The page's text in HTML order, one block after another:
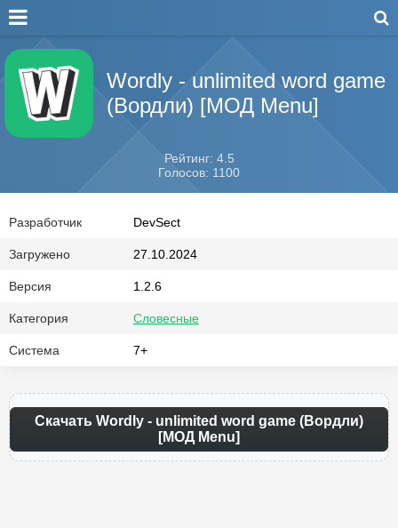
Wordly - unlimited word game
(Вордли) [МОД Menu]
Рейтинг: 4.5
Голосов: 1100
Разработчик DevSect
Загружено 27.10.2024
Версия 1.2.6
Категория Словесные
Система 7+
Скачать Wordly - unlimited word game (Вордли)
[МОД Menu]